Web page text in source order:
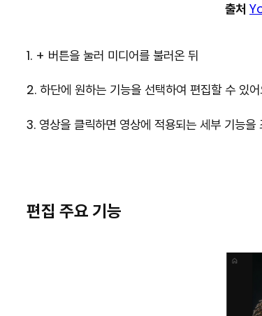
출처
1. + 버튼을 눌러 미디어를 불러온 뒤
2. 하단에 원하는 기능을 선택하여 편집할 수 있
3. 영상을 클릭하면 영상에 적용되는 세부 기능을
편집 주요 기능